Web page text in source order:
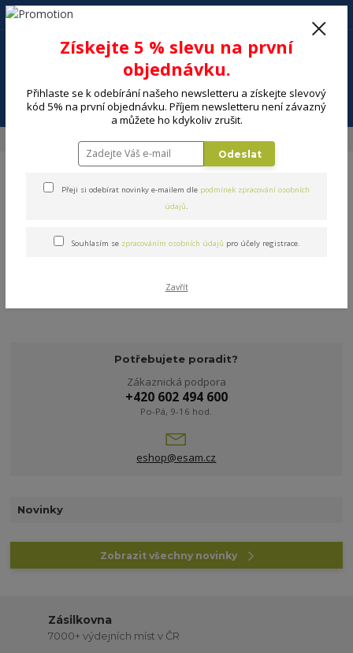
Menu
+420 602 494 600
Dětské prostírání
V této kategorii nebylo nalezeno žádné zboží.
Potřebujete poradit?
Zákaznická podpora
+420 602 494 600
Po-Pá, 9-16 hod.
eshop@esam.cz
Novinky
Zobrazit všechny novinky
Zásilkovna
7000+ výdejních míst v ČR
Získejte 5 % slevu na první
objednávku.
Přihlaste se k odebírání našeho newsletteru a získejte slevový
kód 5% na první objednávku. Příjem newsletteru není závazný
a můžete ho kdykoliv zrušit.
Odeslat
Přeji si odebírat novinky e-mailem dle podmínek zpracování osobních
údajů.
Souhlasím se zpracováním osobních údajů pro účely registrace.
Zavřít